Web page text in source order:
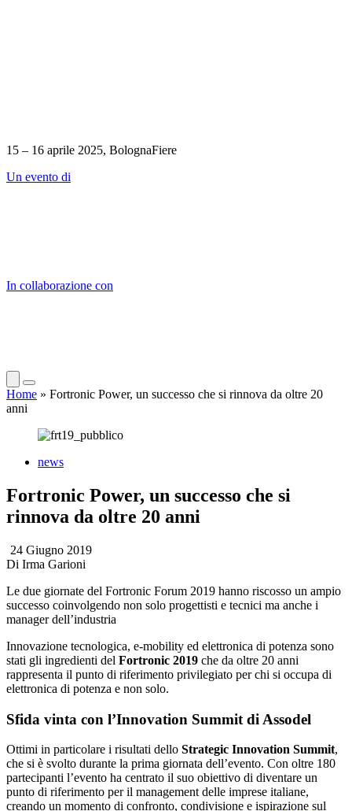
15 – 16 aprile 2025, BolognaFiere
Un evento di
In collaborazione con
Home » Fortronic Power, un successo che si rinnova da oltre 20
anni
news
Fortronic Power, un successo che si
rinnova da oltre 20 anni
24 Giugno 2019
Di Irma Garioni
Le due giornate del Fortronic Forum 2019 hanno riscosso un ampio
successo coinvolgendo non solo progettisti e tecnici ma anche i
manager dell’industria
Innovazione tecnologica, e-mobility ed elettronica di potenza sono
stati gli ingredienti del Fortronic 2019 che da oltre 20 anni
rappresenta il punto di riferimento privilegiato per chi si occupa di
elettronica di potenza e non solo.
Sfida vinta con l’Innovation Summit di Assodel
Ottimi in particolare i risultati dello Strategic Innovation Summit,
che si è svolto durante la prima giornata dell’evento. Con oltre 180
partecipanti l’evento ha centrato il suo obiettivo di diventare un
punto di riferimento per il management delle imprese italiane,
creando un momento di confronto, condivisione e ispirazione sul